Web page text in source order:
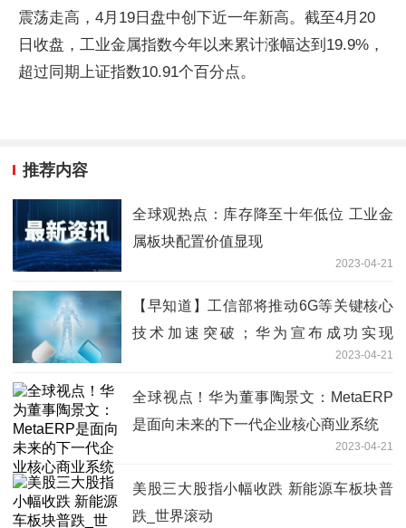
震荡走高，4月19日盘中创下近一年新高。截至4月20
日收盘，工业金属指数今年以来累计涨幅达到19.9%，
超过同期上证指数10.91个百分点。
推荐内容
全球观热点：库存降至十年低位 工业金
属板块配置价值显现
2023-04-21
【早知道】工信部将推动6G等关键核心
技术加速突破；华为宣布成功实现
2023-04-21
全球视点！华为董事陶景文：MetaERP
是面向未来的下一代企业核心商业系统
2023-04-21
美股三大股指小幅收跌 新能源车板块普
跌_世界滚动